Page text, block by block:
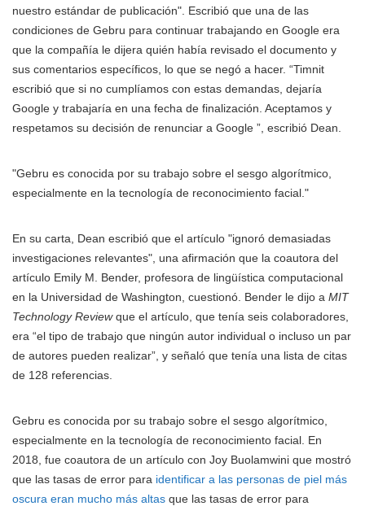
nuestro estándar de publicación". Escribió que una de las
condiciones de Gebru para continuar trabajando en Google era
que la compañía le dijera quién había revisado el documento y
sus comentarios específicos, lo que se negó a hacer. “Timnit
escribió que si no cumplíamos con estas demandas, dejaría
Google y trabajaría en una fecha de finalización. Aceptamos y
respetamos su decisión de renunciar a Google ”, escribió Dean.
Gebru es conocida por su trabajo sobre el sesgo algorítmico,
especialmente en la tecnología de reconocimiento facial.
En su carta, Dean escribió que el artículo "ignoró demasiadas
investigaciones relevantes", una afirmación que la coautora del
artículo Emily M. Bender, profesora de lingüística computacional
en la Universidad de Washington, cuestionó. Bender le dijo a MIT
Technology Reviewque el artículo, que tenía seis colaboradores,
era “el tipo de trabajo que ningún autor individual o incluso un par
de autores pueden realizar”, y señaló que tenía una lista de citas
de 128 referencias.
Gebru es conocida por su trabajo sobre el sesgo algorítmico,
especialmente en la tecnología de reconocimiento facial. En
2018, fue coautora de un artículo con Joy Buolamwini que mostró
que las tasas de error para identificar a las personas de piel más
oscura eran mucho más altas que las tasas de error para